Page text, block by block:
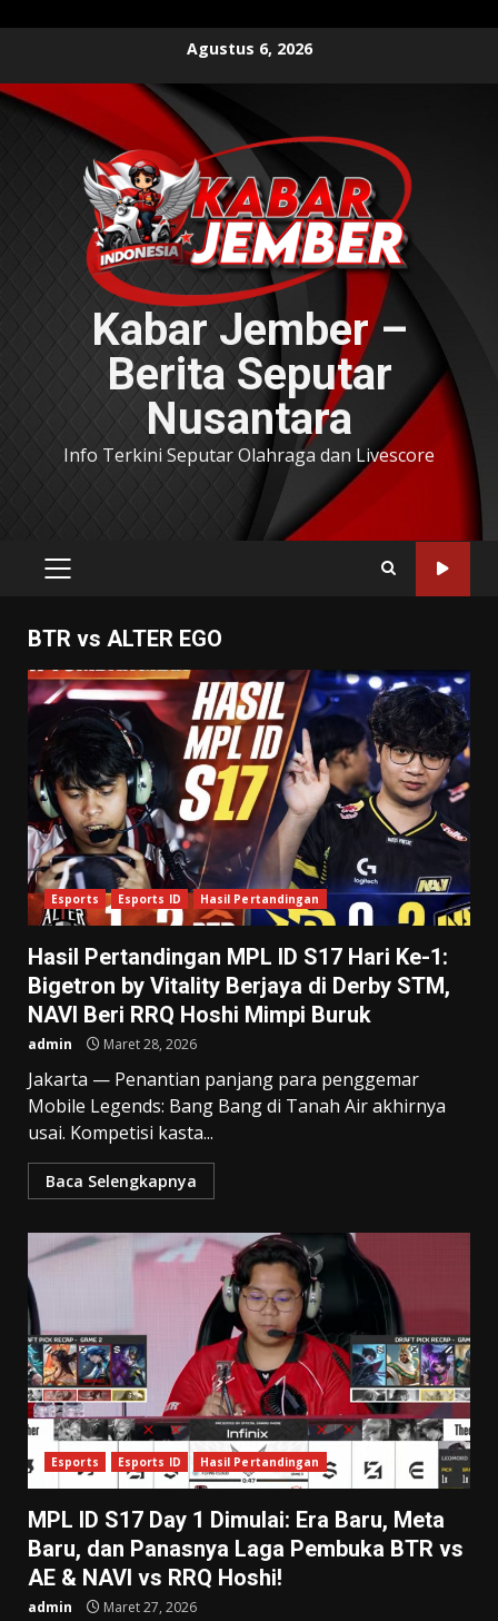
content
Agustus 6, 2026
Kabar Jember –
Berita Seputar
Nusantara
Info Terkini Seputar Olahraga dan Livescore
PRIMARY
BTR vs ALTER EGO
Esports Esports ID Hasil Pertandingan
Hasil Pertandingan MPL ID S17 Hari Ke-1:
Bigetron by Vitality Berjaya di Derby STM,
NAVI Beri RRQ Hoshi Mimpi Buruk
admin Maret 28, 2026
Jakarta — Penantian panjang para penggemar
Mobile Legends: Bang Bang di Tanah Air akhirnya
usai. Kompetisi kasta...
Baca Selengkapnya
Esports Esports ID Hasil Pertandingan
MPL ID S17 Day 1 Dimulai: Era Baru, Meta
Baru, dan Panasnya Laga Pembuka BTR vs
AE & NAVI vs RRQ Hoshi!
admin Maret 27, 2026